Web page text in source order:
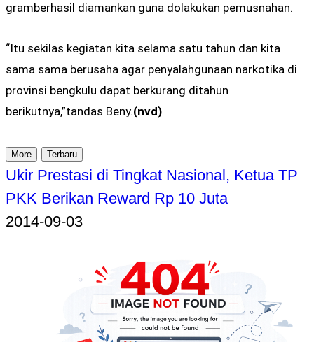
gramberhasil diamankan guna dolakukan pemusnahan.
“Itu sekilas kegiatan kita selama satu tahun dan kita
sama sama berusaha agar penyalahgunaan narkotika di
provinsi bengkulu dapat berkurang ditahun
berikutnya,”tandas Beny.(nvd)
More Terbaru
Ukir Prestasi di Tingkat Nasional, Ketua TP
PKK Berikan Reward Rp 10 Juta
2014-09-03